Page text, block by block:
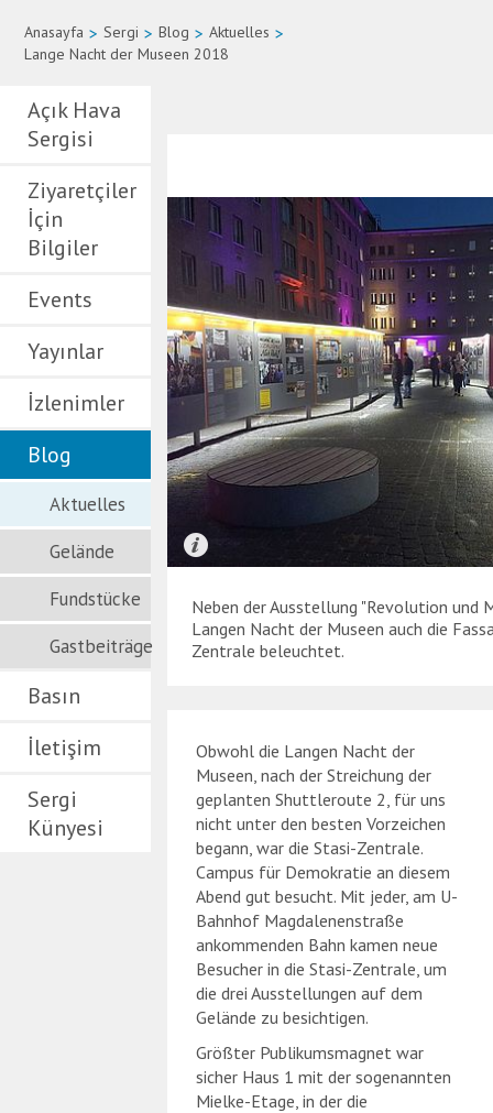
Anasayfa > Sergi > Blog > Aktuelles >
Lange Nacht der Museen 2018
Açık Hava
Sergisi
Ziyaretçiler
İçin
Bilgiler
Events
Yayınlar
İzlenimler
Blog
Aktuelles
Gelände
Fundstücke
Gastbeiträge
Basın
İletişim
Sergi
Künyesi
Neben der Ausstellung "Revolution und
Langen Nacht der Museen auch die
Zentrale beleuchtet.
Obwohl die Langen Nacht der
Museen, nach der Streichung der
geplanten Shuttleroute 2, für uns
nicht unter den besten Vorzeichen
begann, war die Stasi-Zentrale.
Campus für Demokratie an diesem
Abend gut besucht. Mit jeder, am U-
Bahnhof Magdalenenstraße
ankommenden Bahn kamen neue
Besucher in die Stasi-Zentrale, um
die drei Ausstellungen auf dem
Gelände zu besichtigen.
Größter Publikumsmagnet war
sicher Haus 1 mit der sogenannten
Mielke-Etage, in der die